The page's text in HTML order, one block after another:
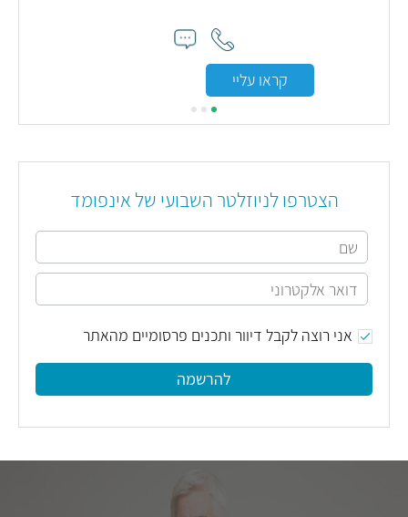
קראו עליי
הצטרפו לניוזלטר השבועי של אינפומד
אני רוצה לקבל דיוור ותכנים פרסומיים מהאתר
להרשמה